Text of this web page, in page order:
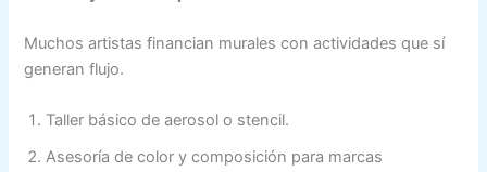
Muchos artistas financian murales con actividades que sí
generan flujo.
Taller básico de aerosol o stencil.
Asesoría de color y composición para marcas